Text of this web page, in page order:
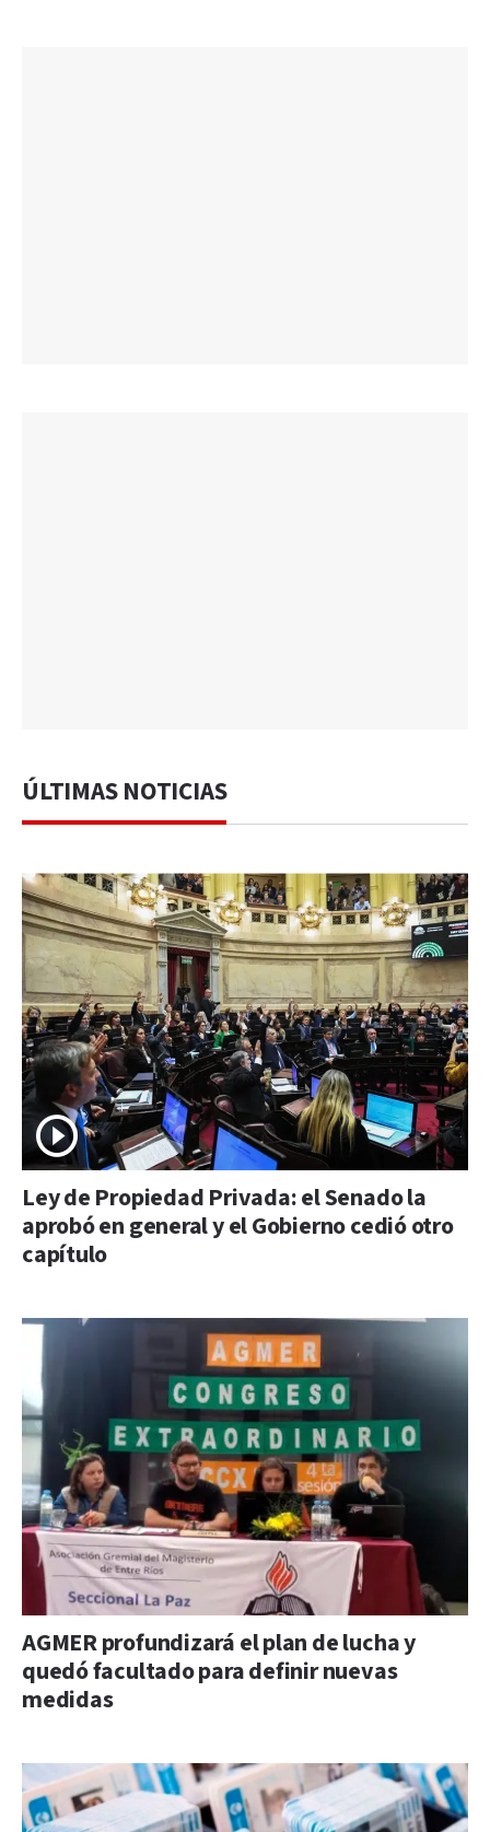
ÚLTIMAS NOTICIAS
Ley de Propiedad Privada: el Senado la
aprobó en general y el Gobierno cedió otro
capítulo
AGMER profundizará el plan de lucha y
quedó facultado para definir nuevas
medidas